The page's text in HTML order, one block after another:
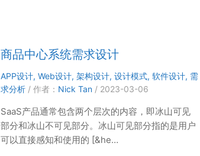
商品中心系统需求设计
APP设计, Web设计, 架构设计, 设计模式, 软件设计, 需
求分析 / 作者： Nick Tan / 2023-03-06
SaaS产品通常包含两个层次的内容，即冰山可见
部分和冰山不可见部分。冰山可见部分指的是用户
可以直接感知和使用的 [&he…